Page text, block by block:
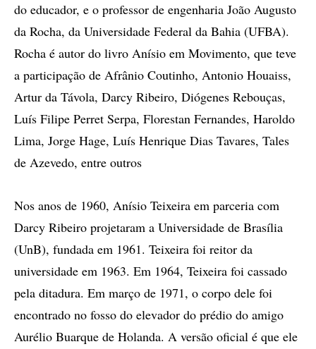
do educador, e o professor de engenharia João Augusto
da Rocha, da Universidade Federal da Bahia (UFBA).
Rocha é autor do livro Anísio em Movimento, que teve
a participação de Afrânio Coutinho, Antonio Houaiss,
Artur da Távola, Darcy Ribeiro, Diógenes Rebouças,
Luís Filipe Perret Serpa, Florestan Fernandes, Haroldo
Lima, Jorge Hage, Luís Henrique Dias Tavares, Tales
de Azevedo, entre outros
Nos anos de 1960, Anísio Teixeira em parceria com
Darcy Ribeiro projetaram a Universidade de Brasília
(UnB), fundada em 1961. Teixeira foi reitor da
universidade em 1963. Em 1964, Teixeira foi cassado
pela ditadura. Em março de 1971, o corpo dele foi
encontrado no fosso do elevador do prédio do amigo
Aurélio Buarque de Holanda. A versão oficial é que ele